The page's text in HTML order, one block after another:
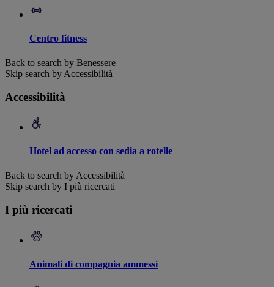
Centro fitness
Back to search by Benessere
Skip search by Accessibilità
Accessibilità
Hotel ad accesso con sedia a rotelle
Back to search by Accessibilità
Skip search by I più ricercati
I più ricercati
Animali di compagnia ammessi